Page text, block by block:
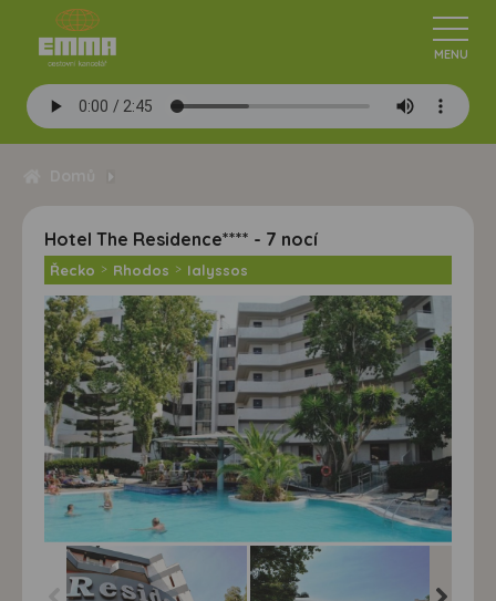
Hotel The Residence**** - 7 nocí
Řecko > Rhodos > Ialyssos